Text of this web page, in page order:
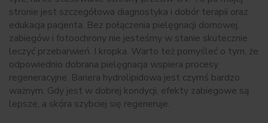
stronie jest szczegółowa diagnostyka i dobór terapii oraz
edukacja pacjenta. Bez połączenia pielęgnacji domowej,
zabiegów i fotoochrony nie jesteśmy w stanie skutecznie
leczyć przebarwień. I kropka. Warto też pomyśleć o tym, że
odpowiednio dobrana pielęgnacja wspiera procesy
regeneracyjne. Bariera hydrolipidowa jest czymś bardzo
ważnym. Gdy jest w dobrej kondycji, efekty zabiegowe są
lepsze, a skóra szybciej się regeneruje.